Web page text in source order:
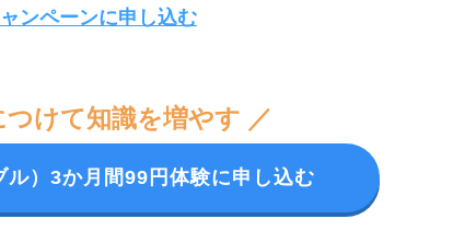
ンペーンに申し込む
つけて知識を増やす ／
）3か月間99円体験に申し込む